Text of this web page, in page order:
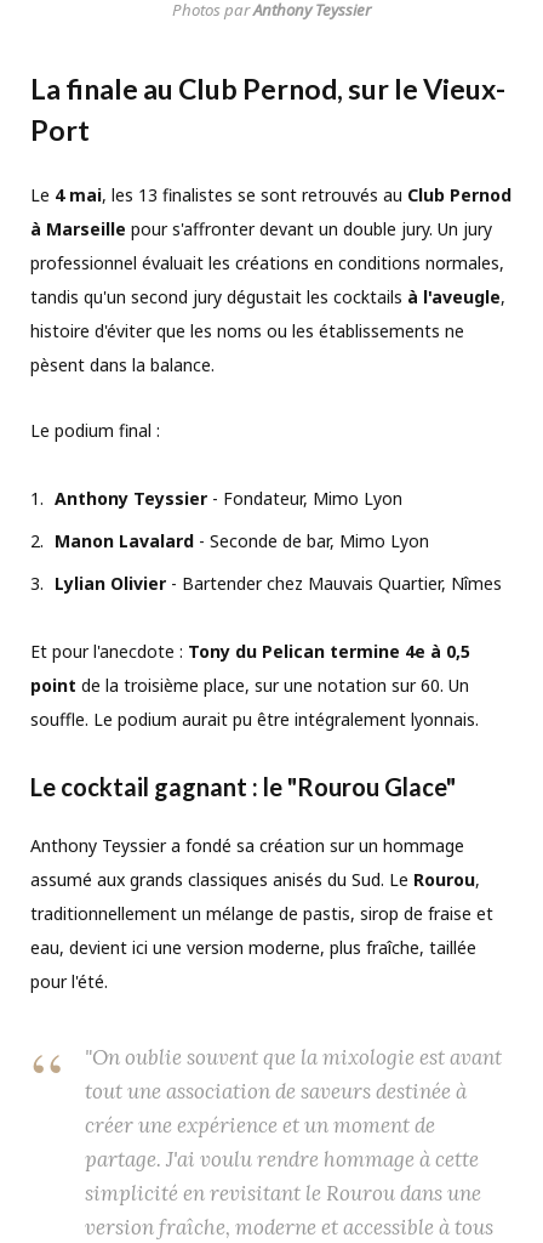
Photos parAnthony Teyssier
La finale au Club Pernod, sur le Vieux-
Port
Le 4 mai, les 13 finalistes se sont retrouvés au Club Pernod
à Marseille pour s'affronter devant un double jury. Un jury
professionnel évaluait les créations en conditions normales,
tandis qu'un second jury dégustait les cocktails à l'aveugle,
histoire d'éviter que les noms ou les établissements ne
pèsent dans la balance.
Le podium final :
Anthony Teyssier - Fondateur, Mimo Lyon
Manon Lavalard - Seconde de bar, Mimo Lyon
Lylian Olivier - Bartender chez Mauvais Quartier, Nîmes
Et pour l'anecdote : Tony du Pelican termine 4e à 0,5
point de la troisième place, sur une notation sur 60. Un
souffle. Le podium aurait pu être intégralement lyonnais.
Le cocktail gagnant : le "Rourou Glace"
Anthony Teyssier a fondé sa création sur un hommage
assumé aux grands classiques anisés du Sud. Le Rourou,
traditionnellement un mélange de pastis, sirop de fraise et
eau, devient ici une version moderne, plus fraîche, taillée
pour l'été.
"On oublie souvent que la mixologie est avant
tout une association de saveurs destinée à
créer une expérience et un moment de
partage. J'ai voulu rendre hommage à cette
simplicité en revisitant le Rourou dans une
version fraîche, moderne et accessible à tous